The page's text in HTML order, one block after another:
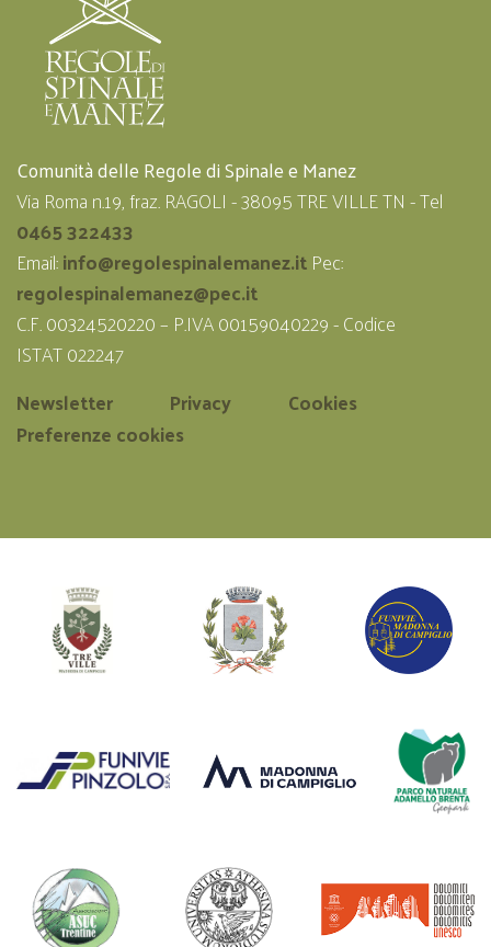
Comunità delle Regole di Spinale e Manez
Via Roma n.19, fraz. RAGOLI - 38095 TRE VILLE TN - Tel
0465 322433
Email:info@regolespinalemanez.itPec:
regolespinalemanez@pec.it
C.F. 00324520220 – P.IVA 00159040229 - Codice
ISTAT 022247
Newsletter
Privacy
Cookies
Preferenze cookies